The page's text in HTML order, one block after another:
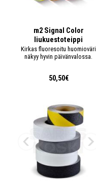
m2 Signal Color
liukuestoteippi
Kirkas fluoresoitu huomioväri
näkyy hyvin päivänvalossa.
50,50€